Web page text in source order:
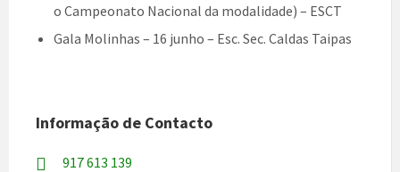
o Campeonato Nacional da modalidade) – ESCT
Gala Molinhas – 16 junho – Esc. Sec. Caldas Taipas
Informação de Contacto
917 613 139